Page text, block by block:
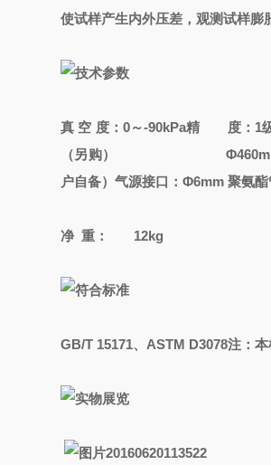
使试样产生内外压差，观测试样膨
真 空 度：0～-90kPa精 度：1
（另购）
Φ460mm×330
户自备）气源接口：Φ6mm 聚氨酯
净 重： 12kg
GB/T 15171、ASTM D3078注：